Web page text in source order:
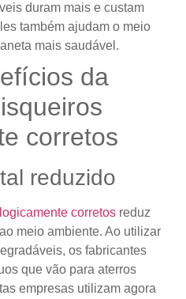
​​duram mais e custam
também ajudam o meio
mais saudável.
da
corretos
reduzido
corretos reduz
meio ambiente. Ao utilizar
os fabricantes
que vão para aterros
empresas utilizam agora